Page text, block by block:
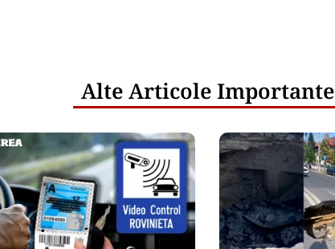
Alte Articole Importante